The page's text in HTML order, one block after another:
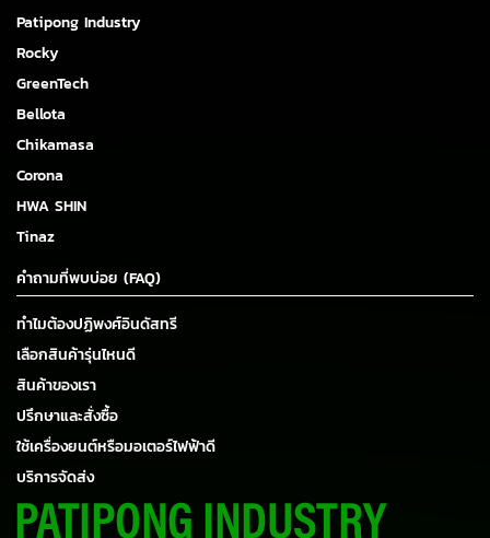
Patipong Industry
Rocky
GreenTech
Bellota
Chikamasa
Corona
HWA SHIN
Tinaz
คำถามที่พบบ่อย (FAQ)
ทำไมต้องปฏิพงศ์อินดัสทรี
เลือกสินค้ารุ่นไหนดี
สินค้าของเรา
ปรึกษาและสั่งซื้อ
ใช้เครื่องยนต์หรือมอเตอร์ไฟฟ้าดี
บริการจัดส่ง